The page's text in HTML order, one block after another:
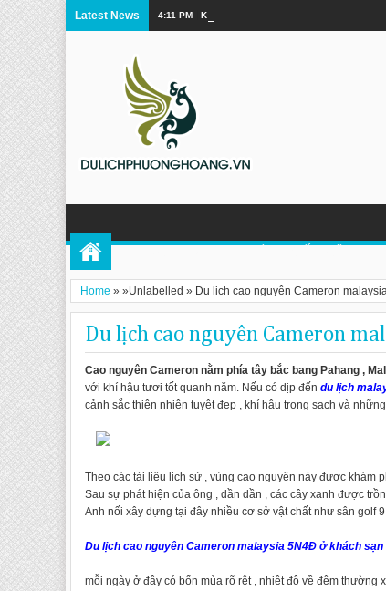
Latest News 4:11 PM Khám Phá Vẻ Đẹp Tuyệt Vời Của Cửu Trại
Home » »Unlabelled » Du lịch cao nguyên Cameron
Du lịch cao nguyên Cameron
Cao nguyên Cameron nằm phía tây bắc bang Pahang ,
với khí hậu tươi tốt quanh năm. Nếu có dịp đến du lịch
cảnh sắc thiên nhiên tuyệt đẹp , khí hậu trong sạch và
Theo các tài liệu lịch sử , vùng cao nguyên này được khám
Sau sự phát hiện của ông , dần dần , các cây xanh được
Anh nối xây dựng tại đây nhiều cơ sở vật chất như sân
Du lịch cao nguyên Cameron malaysia 5N4Đ ở khách sạn
mỗi ngày ở đây có bốn mùa rõ rệt , nhiệt độ về đêm